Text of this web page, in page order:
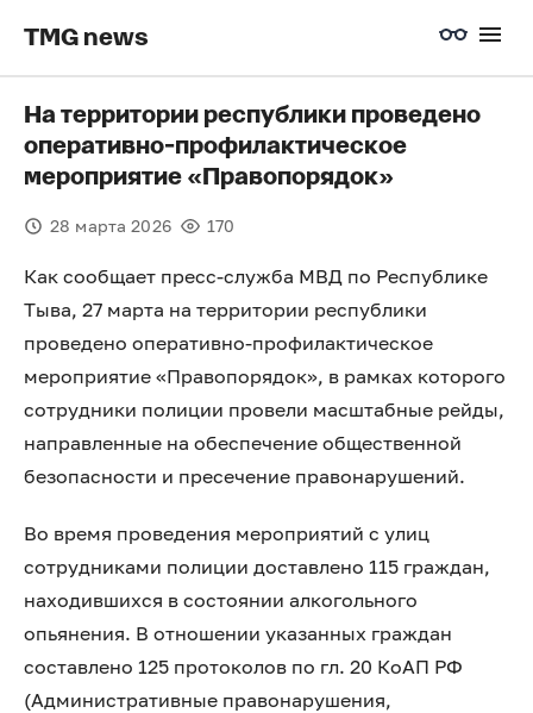
TMG news
На территории республики проведено
оперативно-профилактическое
мероприятие «Правопорядок»
28 марта 2026 170
Как сообщает пресс-служба МВД по Республике
Тыва, 27 марта на территории республики
проведено оперативно-профилактическое
мероприятие «Правопорядок», в рамках которого
сотрудники полиции провели масштабные рейды,
направленные на обеспечение общественной
безопасности и пресечение правонарушений.
Во время проведения мероприятий с улиц
сотрудниками полиции доставлено 115 граждан,
находившихся в состоянии алкогольного
опьянения. В отношении указанных граждан
составлено 125 протоколов по гл. 20 КоАП РФ
(Административные правонарушения,